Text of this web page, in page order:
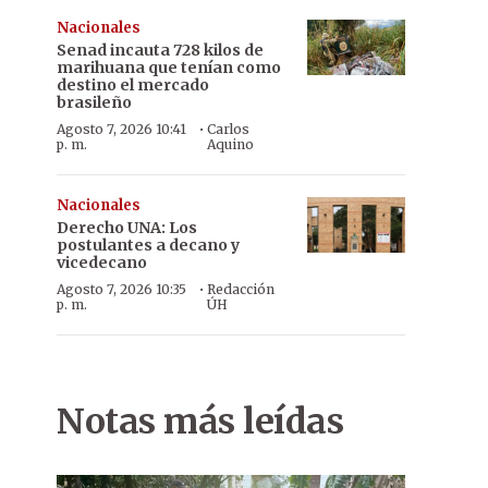
Nacionales
Senad incauta 728 kilos de
marihuana que tenían como
destino el mercado
brasileño
Agosto 7, 2026 10:41
p. m.
· Carlos
Aquino
Nacionales
Derecho UNA: Los
postulantes a decano y
vicedecano
Agosto 7, 2026 10:35
p. m.
·Redacción
ÚH
Notas más leídas